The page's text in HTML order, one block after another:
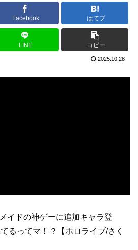
Facebook はてブ
LINE コピー
2025.10.28
イドの神ゲーに追加キャラ登
るってマ！？【ホロライブ/さく